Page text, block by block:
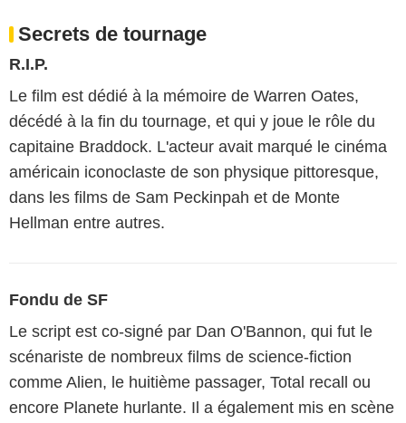
Secrets de tournage
R.I.P.
Le film est dédié à la mémoire de Warren Oates,
décédé à la fin du tournage, et qui y joue le rôle du
capitaine Braddock. L'acteur avait marqué le cinéma
américain iconoclaste de son physique pittoresque,
dans les films de Sam Peckinpah et de Monte
Hellman entre autres.
Fondu de SF
Le script est co-signé par Dan O'Bannon, qui fut le
scénariste de nombreux films de science-fiction
comme Alien, le huitième passager, Total recall ou
encore Planete hurlante. Il a également mis en scène